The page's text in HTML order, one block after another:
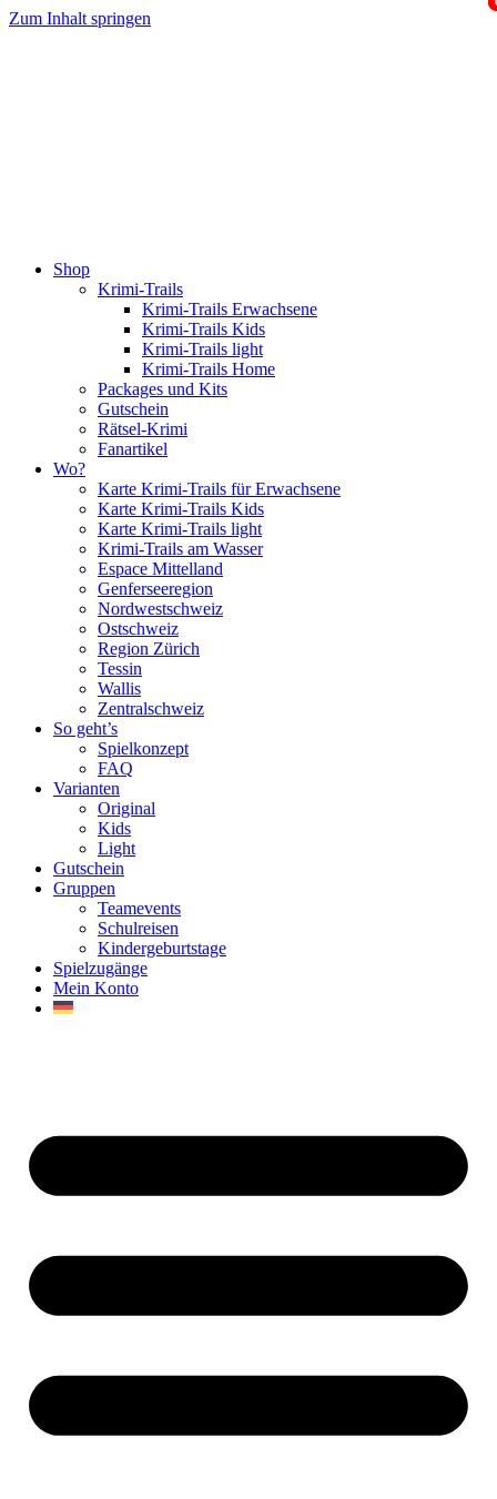
Zum Inhalt springen
Shop
Krimi-Trails
Krimi-Trails Erwachsene
Krimi-Trails Kids
Krimi-Trails light
Krimi-Trails Home
Packages und Kits
Gutschein
Rätsel-Krimi
Fanartikel
Wo?
Karte Krimi-Trails für Erwachsene
Karte Krimi-Trails Kids
Karte Krimi-Trails light
Krimi-Trails am Wasser
Espace Mittelland
Genferseeregion
Nordwestschweiz
Ostschweiz
Region Zürich
Tessin
Wallis
Zentralschweiz
So geht’s
Spielkonzept
FAQ
Varianten
Original
Kids
Light
Gutschein
Gruppen
Teamevents
Schulreisen
Kindergeburtstage
Spielzugänge
Mein Konto